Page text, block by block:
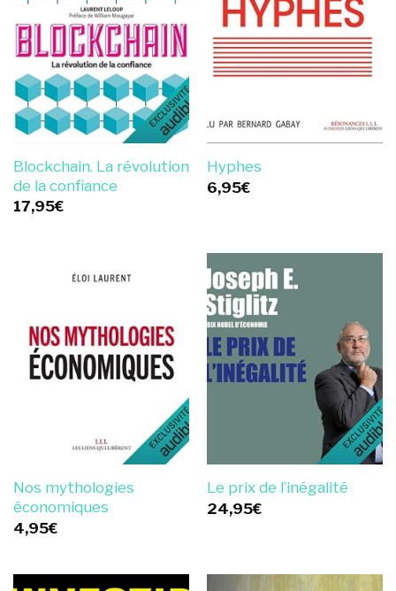
Blockchain. La révolution
de la confiance
17,95€
Hyphes
6,95€
Nos mythologies
économiques
4,95€
Le prix de l’inégalité
24,95€